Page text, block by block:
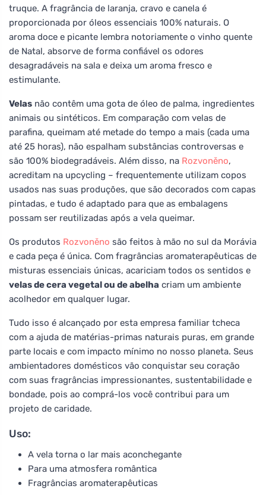
truque. A fragrância de laranja, cravo e canela é
proporcionada por óleos essenciais 100% naturais. O
aroma doce e picante lembra notoriamente o vinho quente
de Natal, absorve de forma confiável os odores
desagradáveis na sala e deixa um aroma fresco e
estimulante.
Velas não contêm uma gota de óleo de palma, ingredientes
animais ou sintéticos. Em comparação com velas de
parafina, queimam até metade do tempo a mais (cada uma
até 25 horas), não espalham substâncias controversas e
são 100% biodegradáveis. Além disso, na Rozvoněno,
acreditam na upcycling – frequentemente utilizam copos
usados nas suas produções, que são decorados com capas
pintadas, e tudo é adaptado para que as embalagens
possam ser reutilizadas após a vela queimar.
Os produtos Rozvoněno são feitos à mão no sul da Morávia
e cada peça é única. Com fragrâncias aromaterapêuticas de
misturas essenciais únicas, acariciam todos os sentidos e
velas de cera vegetal ou de abelha criam um ambiente
acolhedor em qualquer lugar.
Tudo isso é alcançado por esta empresa familiar tcheca
com a ajuda de matérias-primas naturais puras, em grande
parte locais e com impacto mínimo no nosso planeta. Seus
ambientadores domésticos vão conquistar seu coração
com suas fragrâncias impressionantes, sustentabilidade e
bondade, pois ao comprá-los você contribui para um
projeto de caridade.
Uso:
A vela torna o lar mais aconchegante
Para uma atmosfera romântica
Fragrâncias aromaterapêuticas